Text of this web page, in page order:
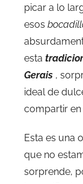
picar a lo
esos
esta
Gerais ,
ideal de
compartir en
Esta es una
que no
sorprende,